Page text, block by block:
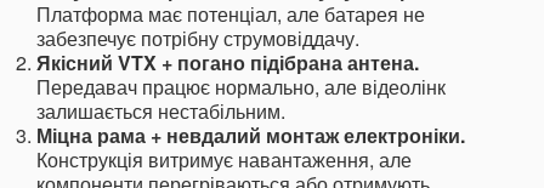
Платформа має потенціал, але батарея не
забезпечує потрібну струмовіддачу.
Якісний VTX + погано підібрана антена.
Передавач працює нормально, але відеолінк
залишається нестабільним.
Міцна рама + невдалий монтаж електроніки.
Конструкція витримує навантаження, але